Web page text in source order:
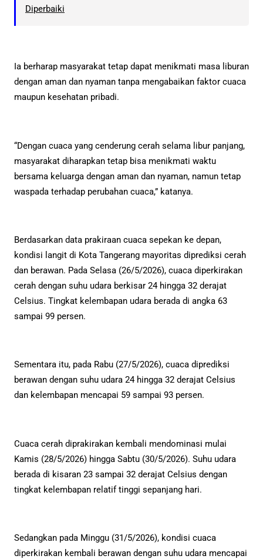
Diperbaiki
Ia berharap masyarakat tetap dapat menikmati masa liburan
dengan aman dan nyaman tanpa mengabaikan faktor cuaca
maupun kesehatan pribadi.
“Dengan cuaca yang cenderung cerah selama libur panjang,
masyarakat diharapkan tetap bisa menikmati waktu
bersama keluarga dengan aman dan nyaman, namun tetap
waspada terhadap perubahan cuaca,” katanya.
Berdasarkan data prakiraan cuaca sepekan ke depan,
kondisi langit di Kota Tangerang mayoritas diprediksi cerah
dan berawan. Pada Selasa (26/5/2026), cuaca diperkirakan
cerah dengan suhu udara berkisar 24 hingga 32 derajat
Celsius. Tingkat kelembapan udara berada di angka 63
sampai 99 persen.
Sementara itu, pada Rabu (27/5/2026), cuaca diprediksi
berawan dengan suhu udara 24 hingga 32 derajat Celsius
dan kelembapan mencapai 59 sampai 93 persen.
Cuaca cerah diprakirakan kembali mendominasi mulai
Kamis (28/5/2026) hingga Sabtu (30/5/2026). Suhu udara
berada di kisaran 23 sampai 32 derajat Celsius dengan
tingkat kelembapan relatif tinggi sepanjang hari.
Sedangkan pada Minggu (31/5/2026), kondisi cuaca
diperkirakan kembali berawan dengan suhu udara mencapai